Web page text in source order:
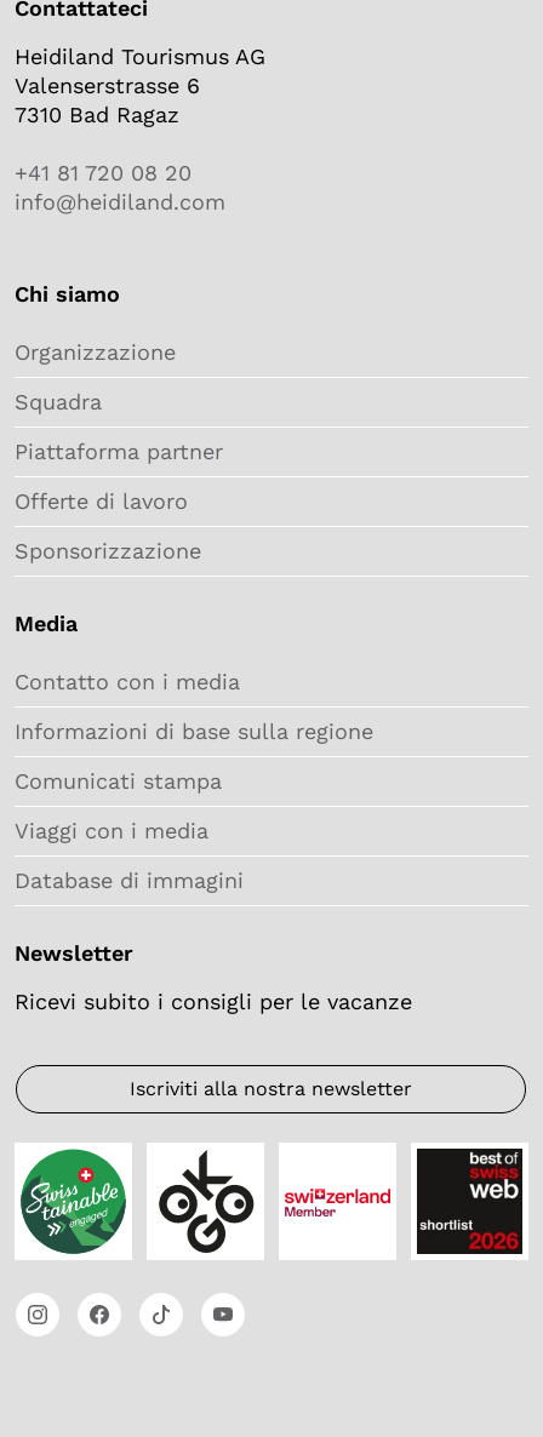
Contattateci
Heidiland Tourismus AG
Valenserstrasse 6
7310 Bad Ragaz
+41 81 720 08 20
info@heidiland.com
Chi siamo
Organizzazione
Squadra
Piattaforma partner
Offerte di lavoro
Sponsorizzazione
Media
Contatto con i media
Informazioni di base sulla regione
Comunicati stampa
Viaggi con i media
Database di immagini
Newsletter
Ricevi subito i consigli per le vacanze
Iscriviti alla nostra newsletter